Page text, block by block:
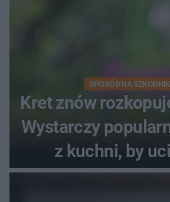
SPOSÓB NA
Kret znów
Wystarczy
z kuchni, by
popłochu